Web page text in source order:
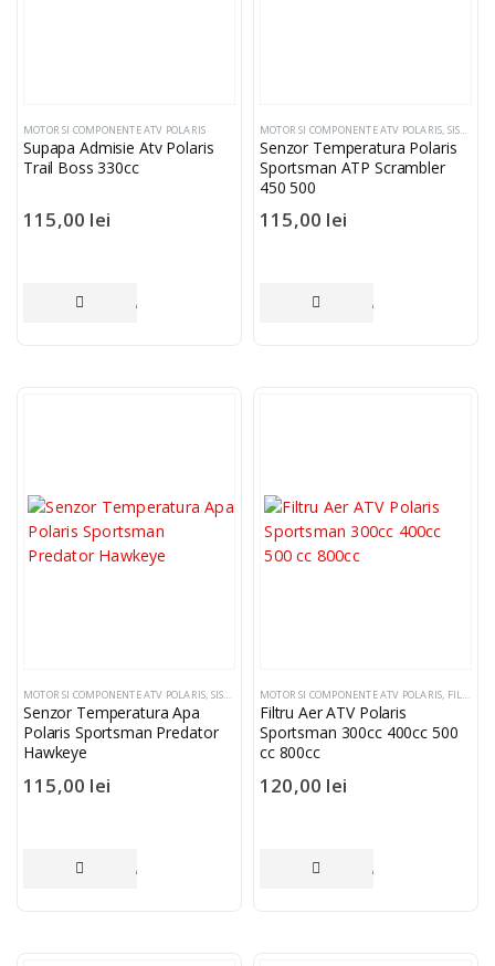
MOTOR SI COMPONENTE ATV POLARIS
Supapa Admisie Atv Polaris
Trail Boss 330cc
115,00 lei
ADAUGĂ ÎN COȘ
MOTOR SI COMPONENTE ATV POLARIS, SISTEM ELECTRIC SI COMPONENTE
Senzor Temperatura Polaris
Sportsman ATP Scrambler
450 500
115,00 lei
ADAUGĂ ÎN COȘ
MOTOR SI COMPONENTE ATV POLARIS, SISTEM ELECTRIC SI COMPONENTE ,SENZORI
Senzor Temperatura Apa
Polaris Sportsman Predator
Hawkeye
115,00 lei
ADAUGĂ ÎN COȘ
MOTOR SI COMPONENTE ATV POLARIS, FILTRE AER
Filtru Aer ATV Polaris
Sportsman 300cc 400cc 500
cc 800cc
120,00 lei
ADAUGĂ ÎN COȘ